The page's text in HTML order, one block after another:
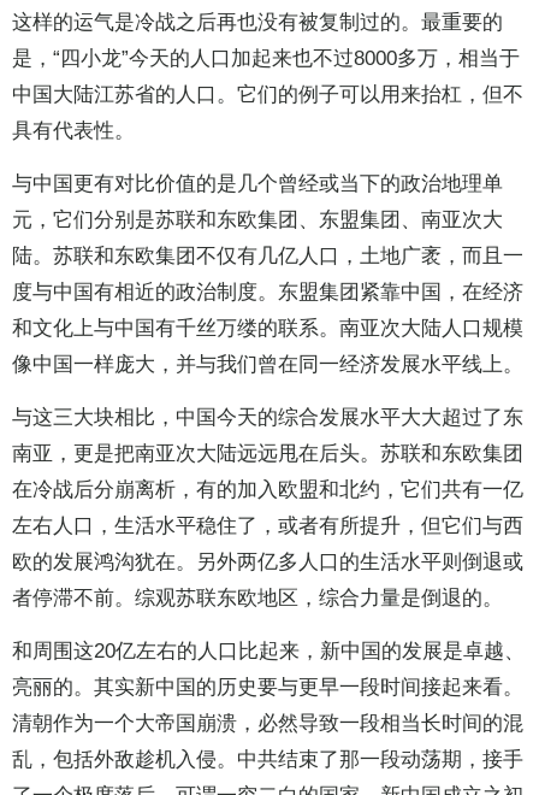
这样的运气是冷战之后再也没有被复制过的。最重要的
是，“四小龙”今天的人口加起来也不过8000多万，相当于
中国大陆江苏省的人口。它们的例子可以用来抬杠，但不
具有代表性。
与中国更有对比价值的是几个曾经或当下的政治地理单
元，它们分别是苏联和东欧集团、东盟集团、南亚次大
陆。苏联和东欧集团不仅有几亿人口，土地广袤，而且一
度与中国有相近的政治制度。东盟集团紧靠中国，在经济
和文化上与中国有千丝万缕的联系。南亚次大陆人口规模
像中国一样庞大，并与我们曾在同一经济发展水平线上。
与这三大块相比，中国今天的综合发展水平大大超过了东
南亚，更是把南亚次大陆远远甩在后头。苏联和东欧集团
在冷战后分崩离析，有的加入欧盟和北约，它们共有一亿
左右人口，生活水平稳住了，或者有所提升，但它们与西
欧的发展鸿沟犹在。另外两亿多人口的生活水平则倒退或
者停滞不前。综观苏联东欧地区，综合力量是倒退的。
和周围这20亿左右的人口比起来，新中国的发展是卓越、
亮丽的。其实新中国的历史要与更早一段时间接起来看。
清朝作为一个大帝国崩溃，必然导致一段相当长时间的混
乱，包括外敌趁机入侵。中共结束了那一段动荡期，接手